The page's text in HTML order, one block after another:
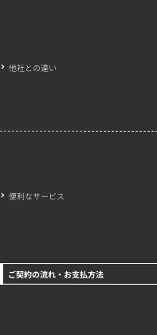
他社との違い
便利なサービス
ご契約の流れ・お支払方法